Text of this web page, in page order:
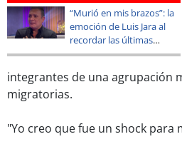
“Murió en mis brazos”: la
emoción de Luis Jara al
recordar las últimas
palabras de su padre
integrantes de una agrupación
migratorias.
"Yo creo que fue un shock